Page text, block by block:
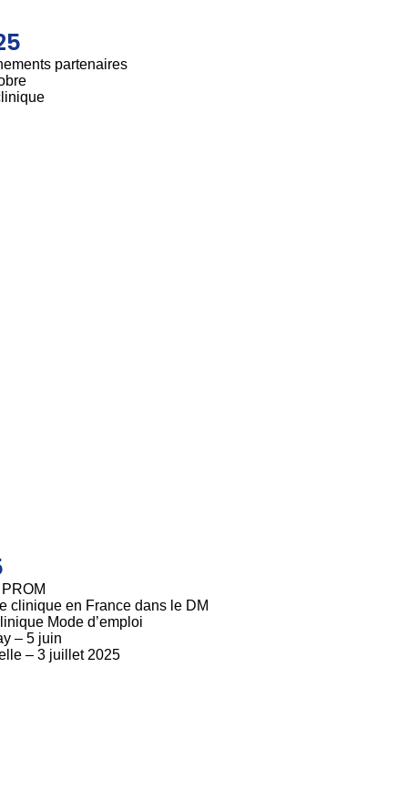
partenaires
clinique en France dans le DM
Mode d’emploi
– 5 juin
– 3 juillet 2025